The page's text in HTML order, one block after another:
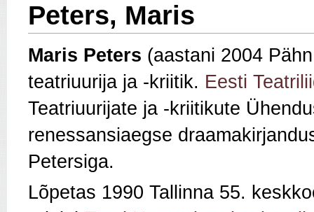
Peters, Maris
Maris Peters (aastani 2004
teatriuurija ja -kriitik. Eesti
Teatriuurijate ja -kriitikute
renessansiaegse
Petersiga.
Lõpetas 1990 Tallinna 55.